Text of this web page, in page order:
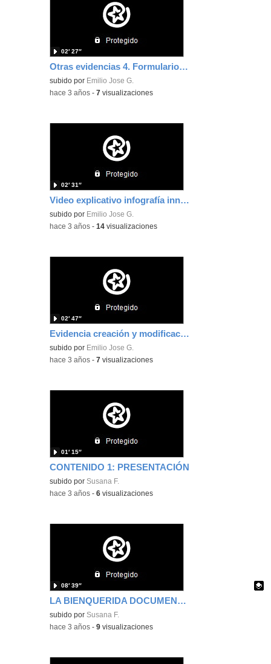
Otras evidencias 4. Formularios de EducaMadrid
subido por Emilio Jose G.
02′ 27″
-hace 3 años -7 visualizaciones
Video explicativo infografía innovación
subido por Emilio Jose G.
02′ 31″
-hace 3 años -14 visualizaciones
Evidencia creación y modificación de contenidos educativos digitales
subido por Emilio Jose G.
02′ 47″
-hace 3 años -7 visualizaciones
CONTENIDO 1: PRESENTACIÓN
subido por Susana F.
01′ 15″
-hace 3 años -6 visualizaciones
LA BIENQUERIDA DOCUMENTAL CON SUBTÍTULOS
Contenido educativo.
subido por Susana F.
08′ 39″
-hace 3 años -9 visualizaciones